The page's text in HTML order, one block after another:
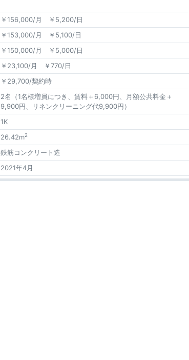
￥156,000/月 ￥5,200/日
￥153,000/月 ￥5,100/日
￥150,000/月 ￥5,000/日
￥23,100/月 ￥770/日
￥29,700/契約時
2名（1名様増員につき、賃料＋6,000円、月額公共料金＋
9,900円、リネンクリーニング代9,900円）
1K
26.42m2
鉄筋コンクリート造
2021年4月